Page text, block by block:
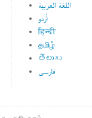
اللغة العربية
اُردو
हिन्दी
தமிழ்
తెలుగు
فارسی